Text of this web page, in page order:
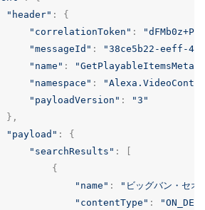
"header" :
{
"correlationToken" :
"messageId" :
"38ce5b22-eeff-
"name" :
"namespace" :
"payloadVersion" :
"3"
},
"payload" :
{
"searchResults" :
{
"name" :
"ビッグバン・セオ
"contentType" :